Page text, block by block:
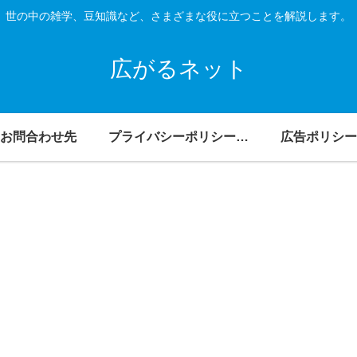
世の中の雑学、豆知識など、さまざまな役に立つことを解説します。
広がるネット
お問合わせ先 プライバシーポリシー・免責事項 広告ポリシー